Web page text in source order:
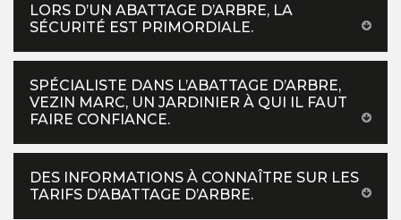
LORS D’UN ABATTAGE D’ARBRE, LA
SÉCURITÉ EST PRIMORDIALE.
SPÉCIALISTE DANS L’ABATTAGE D’ARBRE,
VEZIN MARC, UN JARDINIER À QUI IL FAUT
FAIRE CONFIANCE.
DES INFORMATIONS À CONNAÎTRE SUR LES
TARIFS D’ABATTAGE D’ARBRE.